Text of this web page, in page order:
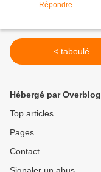
Répondre
< taboulé
Hébergé par Overblog
Top articles
Pages
Contact